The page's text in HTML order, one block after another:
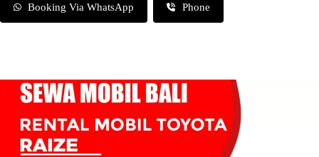
Booking Via WhatsApp Phone